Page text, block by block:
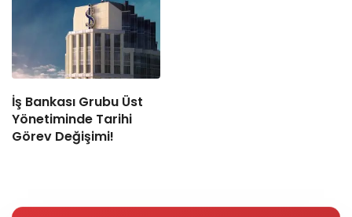
İş Bankası Grubu Üst
Yönetiminde Tarihi
Görev Değişimi!